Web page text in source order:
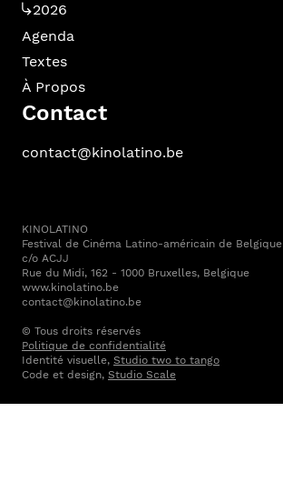
2026
Agenda
Textes
À Propos
Contact
contact@kinolatino.be
KINOLATINO
Festival de Cinéma Latino-américain de Belgique
c/o ACJJ
Rue du Midi, 162 - 1000 Bruxelles, Belgique
www.kinolatino.be
contact@kinolatino.be
© Tous droits réservés
Politique de confidentialité
Identité visuelle, Studio two to tango
Code et design, Studio Scale